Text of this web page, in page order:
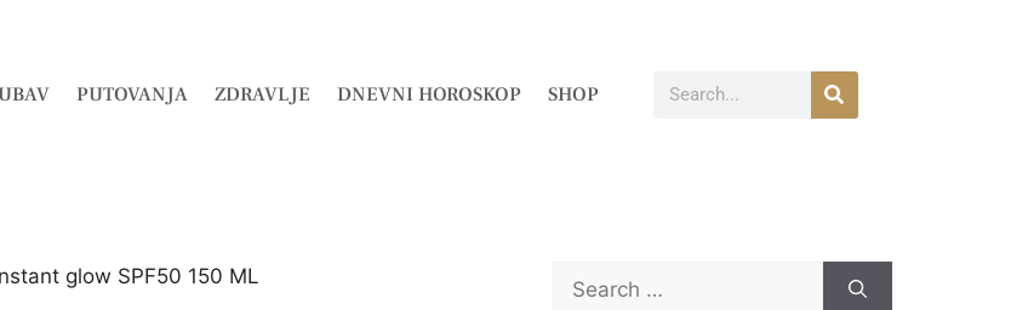
PUTOVANJA ZDRAVLJE DNEVNI HOROSKOP SHOP
glow SPF50 150 ML